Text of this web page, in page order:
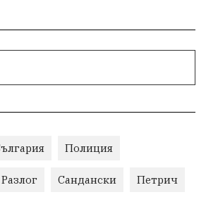
Полиция
Разлог Сандански Петрич